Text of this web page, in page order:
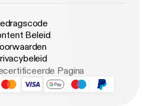
Beleid
Pagina